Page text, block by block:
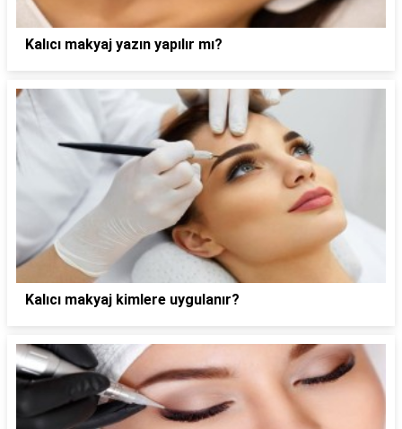
Kalıcı makyaj yazın yapılır mı?
Kalıcı makyaj kimlere uygulanır?